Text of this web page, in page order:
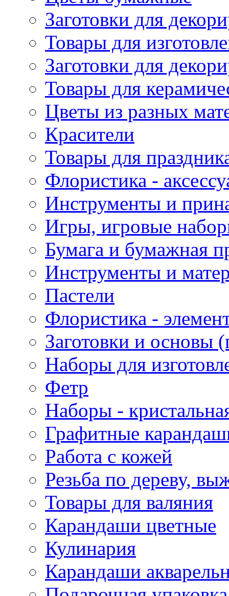
Заготовки для
Товары для
Заготовки для
Товары для
Цветы из разных
Красители
Товары для
Флористика -
Инструменты и
Игры, игровые
Бумага и бумажная
Инструменты и
Пастели
Флористика -
Заготовки и основы
Наборы для
Фетр
Наборы -
Графитные
Работа с кожей
Резьба по дереву,
Товары для валяния
Карандаши цветные
Кулинария
Карандаши